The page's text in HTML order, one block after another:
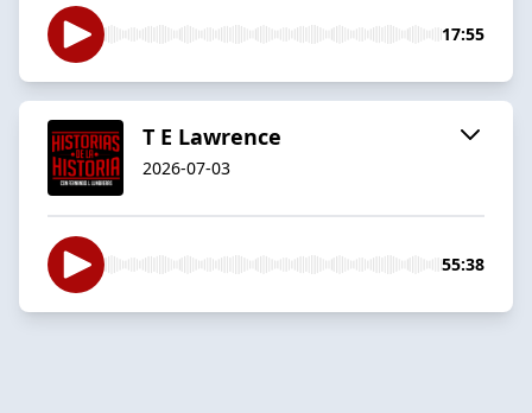
17:55
T E Lawrence
2026-07-03
55:38